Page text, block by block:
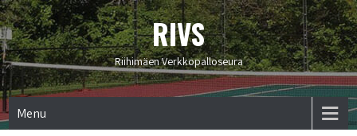
RIVS
Riihimäen Verkkopalloseura
Menu